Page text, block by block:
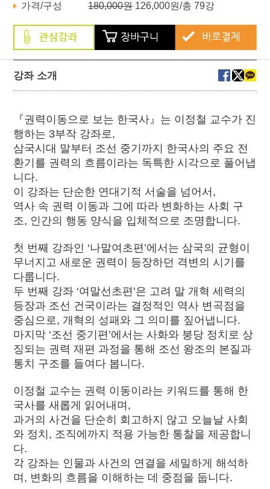
가격/구성
180,000원126,000원/총 79강
강좌 소개
『권력이동으로 보는 한국사』는 이정철 교수가 진
행하는 3부작 강좌로,
삼국시대 말부터 조선 중기까지 한국사의 주요 전
환기를 권력의 흐름이라는 독특한 시각으로 풀어냅
니다.
이 강좌는 단순한 연대기적 서술을 넘어서,
역사 속 권력 이동과 그에 따라 변화하는 사회 구
조, 인간의 행동 양식을 입체적으로 조명합니다.
첫 번째 강좌인 ‘나말여초편’에서는 삼국의 균형이
무너지고 새로운 권력이 등장하던 격변의 시기를
다룹니다.
두 번째 강좌 ‘여말선초편’은 고려 말 개혁 세력의
등장과 조선 건국이라는 결정적인 역사 변곡점을
중심으로, 개혁의 성패와 그 의미를 짚어냅니다.
마지막 ‘조선 중기편’에서는 사화와 붕당 정치로 상
징되는 권력 재편 과정을 통해 조선 왕조의 본질과
통치 구조를 들여다 봅니다.
이정철 교수는 권력 이동이라는 키워드를 통해 한
국사를 새롭게 읽어내며,
과거의 사건을 단순히 회고하지 않고 오늘날 사회
와 정치, 조직에까지 적용 가능한 통찰을 제공합니
다.
각 강좌는 인물과 사건의 연결을 세밀하게 해석하
며, 변화의 흐름을 이해하는 데 중점을 둡니다.